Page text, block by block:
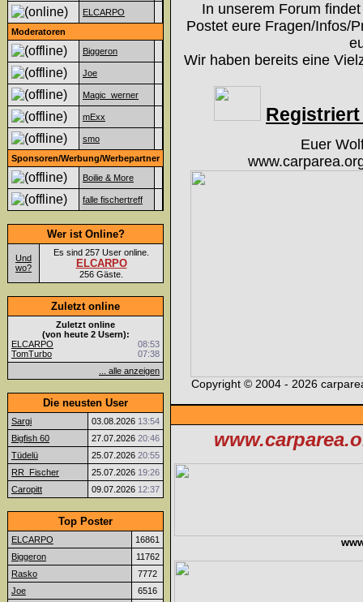
ELCARPO
Moderatoren
Biggeron
Joe
Magic_werner
mExx
smo
Sponsoren/Werbung/Werbepartner
Boilie & More
falle fischertreff
Wer ist Online?
Und
wo?
Es sind 257 User online.
ELCARPO
256 Gäste.
Zuletzt online
Zuletzt online
(von heute 2 Usern):
ELCARPO
08:53
TomTurbo
07:38
... alle anzeigen
Die neusten User
Sargi 03.08.2026 13:54
Bigfish 60
27.07.2026 20:46
Tüdelü
25.07.2026 20:55
RR_Fischer
25.07.2026 19:26
Caropitt
09.07.2026 12:37
Top Poster
ELCARPO
16861
Biggeron
11762
Rasko
7772
Joe
6516
In unserem Forum
Postet eure Fragen/Infos/
Wir haben bereits eine
Euer
Copyright © 2004 - 2026